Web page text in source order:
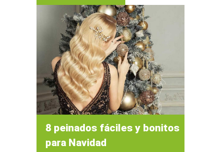
8 peinados fáciles y bonitos
para Navidad